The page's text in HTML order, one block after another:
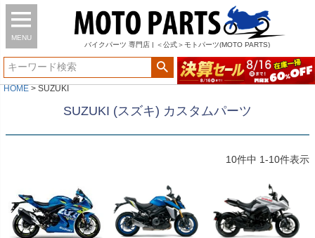
MENU
バイク パーツ 専門店 | ＜公式＞モトパーツ(MOTO PARTS)
HOME SUZUKI
SUZUKI (スズキ) カスタムパーツ
10件中 1-10件表示